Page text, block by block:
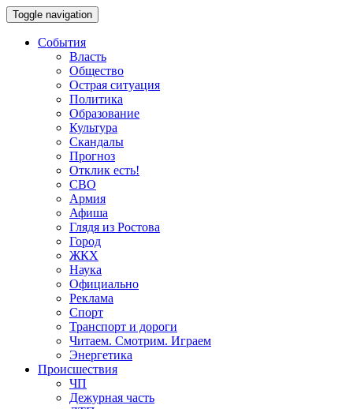
Toggle navigation
События
Власть
Общество
Острая ситуация
Политика
Образование
Культура
Скандалы
Прогноз
Отклик есть!
СВО
Армия
Афиша
Глядя из Ростова
Город
ЖКХ
Наука
Официально
Реклама
Спорт
Транспорт и дороги
Читаем. Смотрим. Играем
Энергетика
Происшествия
ЧП
Дежурная часть